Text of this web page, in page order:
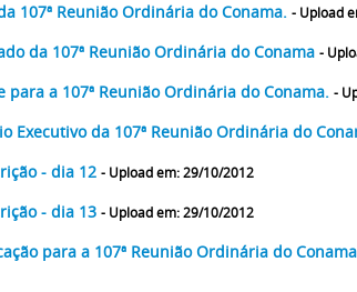
107ª Reunião Ordinária do Conama. - Upload
da 107ª Reunião Ordinária do Conama -
para a 107ª Reunião Ordinária do Conama. -
Executivo da 107ª Reunião Ordinária do
- dia 12 - Upload em: 29/10/2012
- dia 13 - Upload em: 29/10/2012
para a 107ª Reunião Ordinária do